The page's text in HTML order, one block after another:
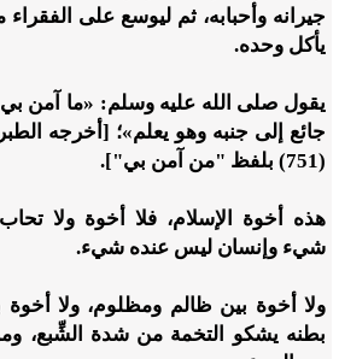
جيرانه وأحبابه، ثم ليوسع على
يأكل وحده.
يقول صلى الله عليه وسلم: «ما آمن
جائع إلى جنبه وهو يعلم»؛ [أخرجه
(751) بلفظ "من آمن بي"].
هذه أخوة الإسلام، فلا أخوة ولا
شيء وإنسان ليس عنده شيء.
ولا أخوة بين ظالم ومظلوم، ولا
بطنه يشكو التخمة من شدة الشِّبع،